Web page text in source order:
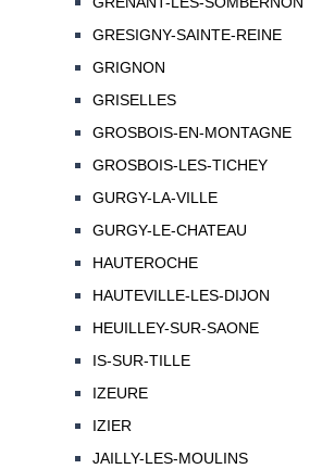
GRESIGNY-SAINTE-REINE
GRIGNON
GRISELLES
GROSBOIS-EN-MONTAGNE
GROSBOIS-LES-TICHEY
GURGY-LA-VILLE
GURGY-LE-CHATEAU
HAUTEROCHE
HAUTEVILLE-LES-DIJON
HEUILLEY-SUR-SAONE
IS-SUR-TILLE
IZEURE
IZIER
JAILLY-LES-MOULINS